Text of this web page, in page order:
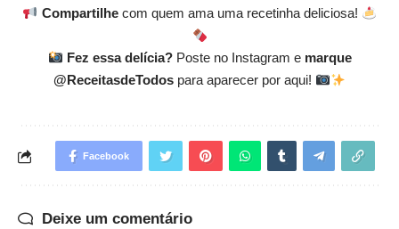
Compartilhecom quem ama uma recetinha deliciosa!
Fez essa delícia?Poste no Instagram e marque
@ReceitasdeTodospara aparecer por aqui!
Facebook
Deixe um comentário